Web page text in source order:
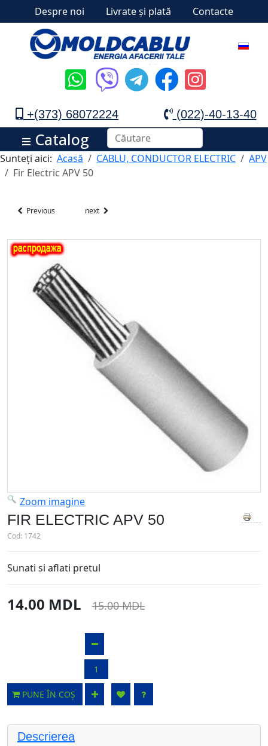
Despre noi Livrate și plată Contacte
+(373) 68072224 (022)-40-13-40
Catalog
Sunteți aici: Acasă CABLU, CONDUCTOR ELECTRIC
APV
Fir Electric APV 50
Previous next
Zoom imagine
FIR ELECTRIC APV 50
Cod: 1742
Sunati si aflati pretul
14.00 MDL 15.00 MDL
PUNE ÎN COȘ
Descrierea